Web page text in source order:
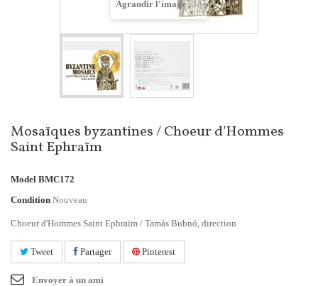
Agrandir l'image
Mosaïques byzantines / Choeur d'Hommes
Saint Ephraïm
Model BMC172
Condition Nouveau
Choeur d'Hommes Saint Ephraïm / Tamás Bubnó, direction
Tweet Partager Pinterest
Envoyer à un ami